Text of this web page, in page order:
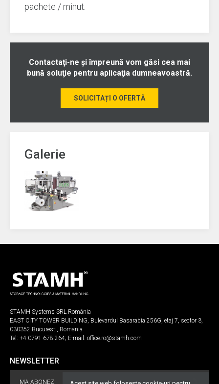
pachete / minut.
Contactaţi-ne şi împreună vom găsi cea mai
bună soluţie pentru aplicaţia dumneavoastră.
SOLICITAȚI O OFERTĂ
Galerie
STAMH Systems SRL România
EAST CITY TOWER BUILDING, Bulevardul Basarabia 256G, etaj 7, sector 3,
030352 Bucuresti, Romania
Tel: +4 0791 678 264; E-mail: office.ro@stamh.com
NEWSLETTER
MA ABONEZ